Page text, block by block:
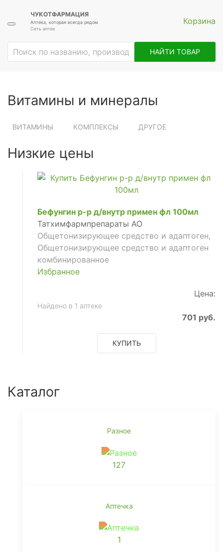
ЧУКОТФАРМАЦИЯ
Аптека, которая всегда рядом
Сеть аптек
Корзина
НАЙТИ ТОВАР
Витамины и минералы
ВИТАМИНЫ КОМПЛЕКСЫ ДРУГОЕ
Низкие цены
Бефунгин р-р д/внутр примен фл 100мл
Татхимфармпрепараты АО
Общетонизирующее средство и адаптоген,
Общетонизирующее средство и адаптоген
комбинированное
Избранное
Цена:
Найдено в 1 аптеке
701 руб.
КУПИТЬ
Каталог
Разное
127
Аптечка
1